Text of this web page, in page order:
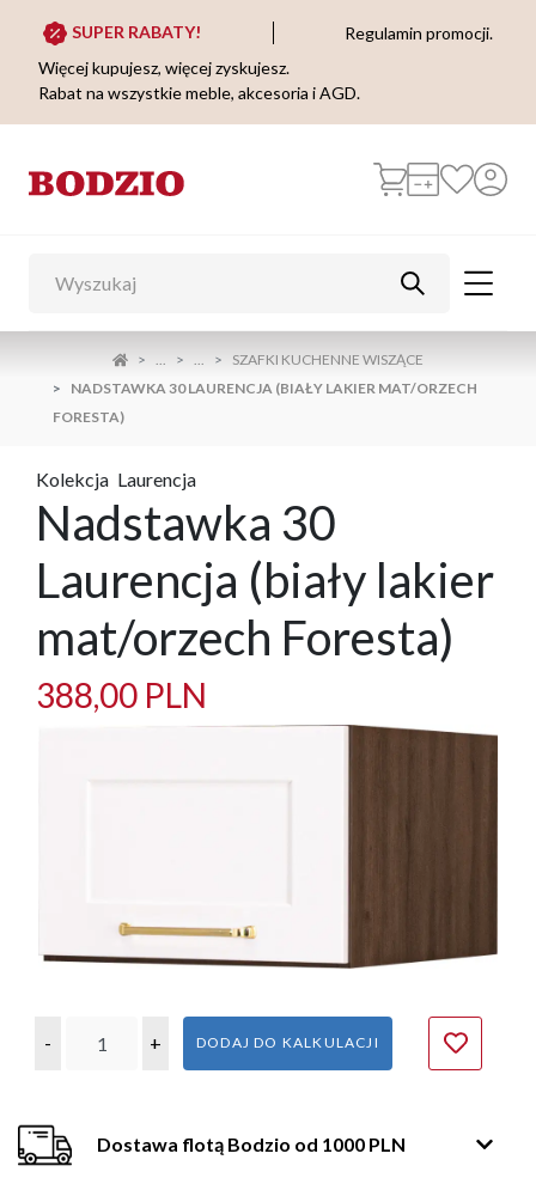
SUPER RABATY!
Regulamin promocji.
Więcej kupujesz, więcej zyskujesz.
Rabat na wszystkie meble, akcesoria i AGD.
... ...
SZAFKI KUCHENNE WISZĄCE
NADSTAWKA 30 LAURENCJA (BIAŁY LAKIER MAT/ORZECH
FORESTA)
Kolekcja Laurencja
Nadstawka 30
Laurencja (biały lakier
mat/orzech Foresta)
388,00 PLN
- + DODAJ DO KALKULACJI
Dostawa flotą Bodzio od 1000 PLN